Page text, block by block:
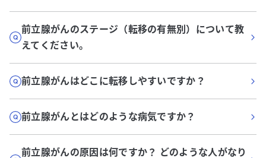
前立腺がんのステージ（転移の有無別）について教
えてください。
前立腺がんはどこに転移しやすいですか？
前立腺がんとはどのような病気ですか？
前立腺がんの原因は何ですか？ どのような人がなり